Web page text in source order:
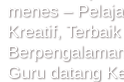
menes –
Kreatif,
Guru datang